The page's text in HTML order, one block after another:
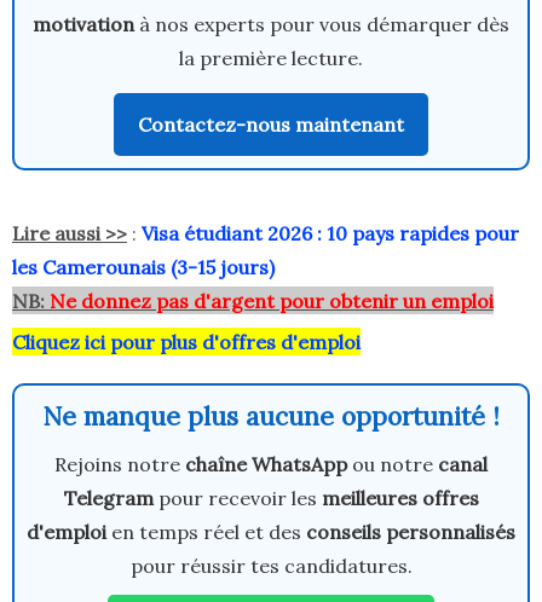
motivationà nos experts pour vous démarquer dès
la première lecture.
Contactez-nous maintenant
Lire aussi >> : Visa étudiant 2026 : 10 pays rapides pour
les Camerounais (3-15 jours)
NB: Ne donnez pas d'argent pour obtenir un emploi
Cliquez ici pour plus d'offres d'emploi
Ne manque plus aucune opportunité !
Rejoins notre chaîne WhatsAppou notre canal
Telegrampour recevoir les meilleures offres
d'emploien temps réel et des conseils personnalisés
pour réussir tes candidatures.